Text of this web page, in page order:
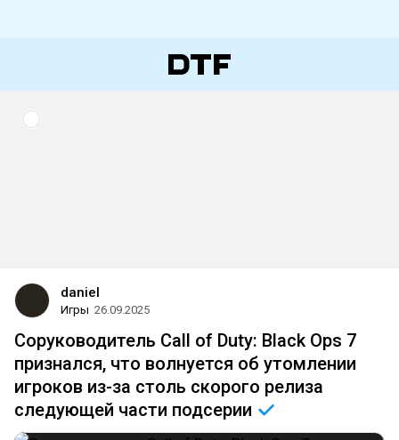
daniel
Игры 26.09.2025
Соруководитель Call of Duty: Black Ops 7
признался, что волнуется об утомлении
игроков из-за столь скорого релиза
следующей части подсерии